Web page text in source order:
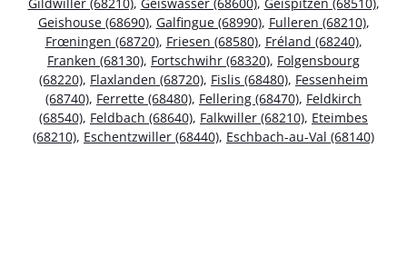
Geishouse (68690), Galfingue (68990), Fulleren (68210),
Frœningen (68720), Friesen (68580), Fréland (68240),
Franken (68130), Fortschwihr (68320), Folgensbourg
(68220), Flaxlanden (68720), Fislis (68480), Fessenheim
(68740), Ferrette (68480), Fellering (68470), Feldkirch
(68540), Feldbach (68640), Falkwiller (68210), Eteimbes
(68210), Eschentzwiller (68440), Eschbach-au-Val (68140)